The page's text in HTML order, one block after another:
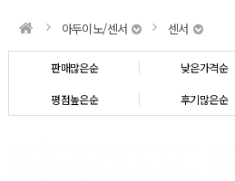
아두이노/센서 센서
판매많은순 낮은가격순
평점높은순 후기많은순